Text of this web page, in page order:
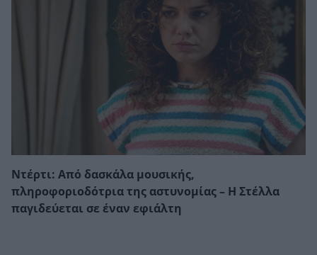
Ντέρτι: Από δασκάλα μουσικής,
πληροφοριοδότρια της αστυνομίας – Η Στέλλα
παγιδεύεται σε έναν εφιάλτη